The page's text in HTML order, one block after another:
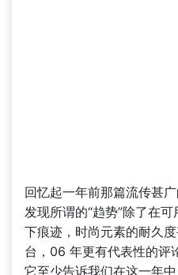
回忆起一年前那篇流传甚
发现所谓的“趋势”除了在
下痕迹，时尚元素的耐久
台，06 年更有代表性的评
它至少告诉我们在这一年